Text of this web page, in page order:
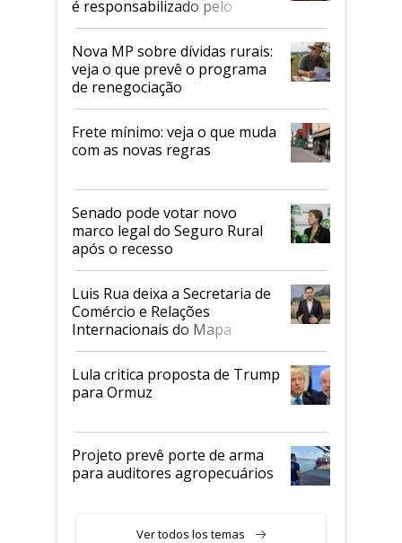
é responsabilizado pelo
tarifaço dos EUA
Nova MP sobre dívidas rurais:
veja o que prevê o programa
de renegociação
Frete mínimo: veja o que muda
com as novas regras
Senado pode votar novo
marco legal do Seguro Rural
após o recesso
Luis Rua deixa a Secretaria de
Comércio e Relações
Internacionais do Mapa
Lula critica proposta de Trump
para Ormuz
Projeto prevê porte de arma
para auditores agropecuários
Ver todos los temas